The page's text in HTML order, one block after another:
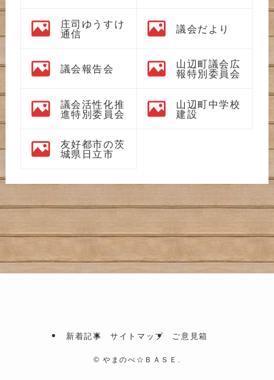
庄司ゆうすけ
通信
議会だより
議会報告会
山辺町議会広
報特別委員会
議会活性化推
進特別委員会
山辺町中学校
建設
友好都市の茨
城県日立市
新着記事 サイトマップ ご意見箱
© やまのべ☆ＢＡＳＥ.